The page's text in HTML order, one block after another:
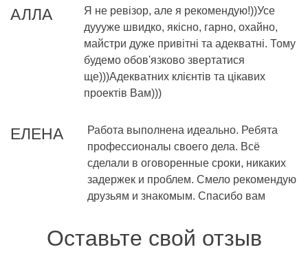
АЛЛА
Я не ревізор, але я рекомендую!))Усе
дуууже швидко, якісно, гарно, охайно,
майстри дуже привітні та адекватні. Тому
будемо обов'язково звертатися
ще)))Адекватних клієнтів та цікавих
проектів Вам)))
ЕЛЕНА
Работа выполнена идеально. Ребята
профессионалы своего дела. Всё
сделали в оговоренные сроки, никаких
задержек и проблем. Смело рекомендую
друзьям и знакомым. Спасибо вам
Оставьте свой отзыв